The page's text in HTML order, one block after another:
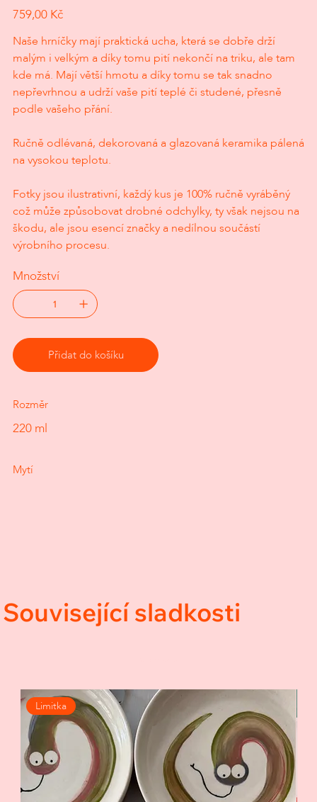
Cena
759,00 Kč
Naše hrníčky mají praktická ucha, která se dobře drží
malým i velkým a díky tomu pití nekončí na triku, ale tam
kde má. Mají větší hmotu a díky tomu se tak snadno
nepřevrhnou a udrží vaše pití teplé či studené, přesně
podle vašeho přání.
Ručně odlévaná, dekorovaná a glazovaná keramika pálená
na vysokou teplotu.
Fotky jsou ilustrativní, každý kus je 100% ručně vyráběný
což může způsobovat drobné odchylky, ty však nejsou na
škodu, ale jsou esencí značky a nedílnou součástí
výrobního procesu.
Množství
Přidat do košíku
Rozměr
220 ml
Mytí
Související sladkosti
Limitka